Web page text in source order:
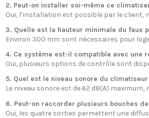
2. Peut-on installer soi-même ce
Oui, l’installation est possible par le client,
3. Quelle est la hauteur minimale du faux
Environ 300 mm sont nécessaires pour
4. Ce système est-il compatible avec une
Oui, plusieurs options de contrôle sont
5. Quel est le niveau sonore du climatiseur
Le niveau sonore est de 62 dB(A)
6. Peut-on raccorder plusieurs bouches
Oui, les quatre sorties permettent une